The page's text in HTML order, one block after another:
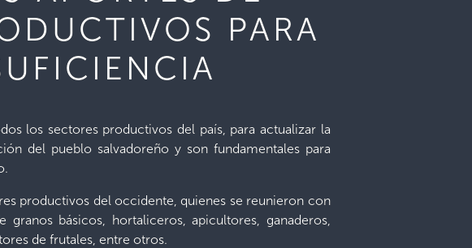
PARA
los sectores productivos del país, para actualizar la
del pueblo salvadoreño y son fundamentales para
productivos del occidente, quienes se reunieron con
básicos, hortaliceros, apicultores, ganaderos,
de frutales, entre otros.